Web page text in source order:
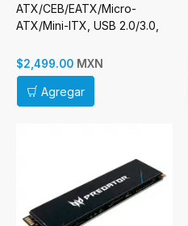
ATX/CEB/EATX/Micro-
ATX/Mini-ITX, USB 2.0/3.0,
Instalados, Blanco
$2,499.00 MXN
Agregar